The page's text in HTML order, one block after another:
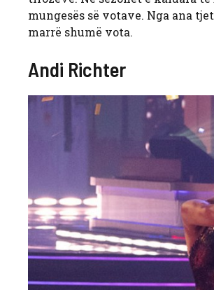
mungesës së votave. Nga ana
marrë shumë vota.
Andi Richter